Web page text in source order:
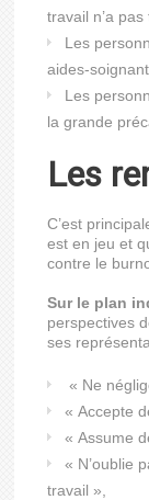
travail n’a
Les
aides-
Les
la grande
Les
C’est
est en jeu et
contre le
Sur le plan
perspectives
ses
« Ne
« Accepte
« Assume
« N’oublie
travail »,